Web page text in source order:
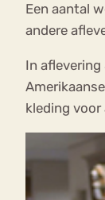
Een aantal
andere
In
kleding voor